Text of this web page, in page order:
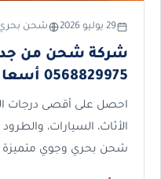
29 يوليو 2026 شحن بحري
شركة شحن من
0568829975 أسعار تنافسية
احصل على أقصى درجات
الأثاث، السيارات،
شحن بحري وجوي